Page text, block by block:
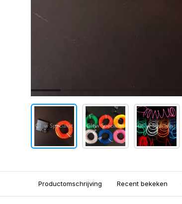
Productomschrijving Recent bekeken